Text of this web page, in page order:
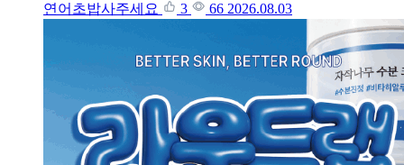
연어초밥사주세요 3 66 2026.08.03